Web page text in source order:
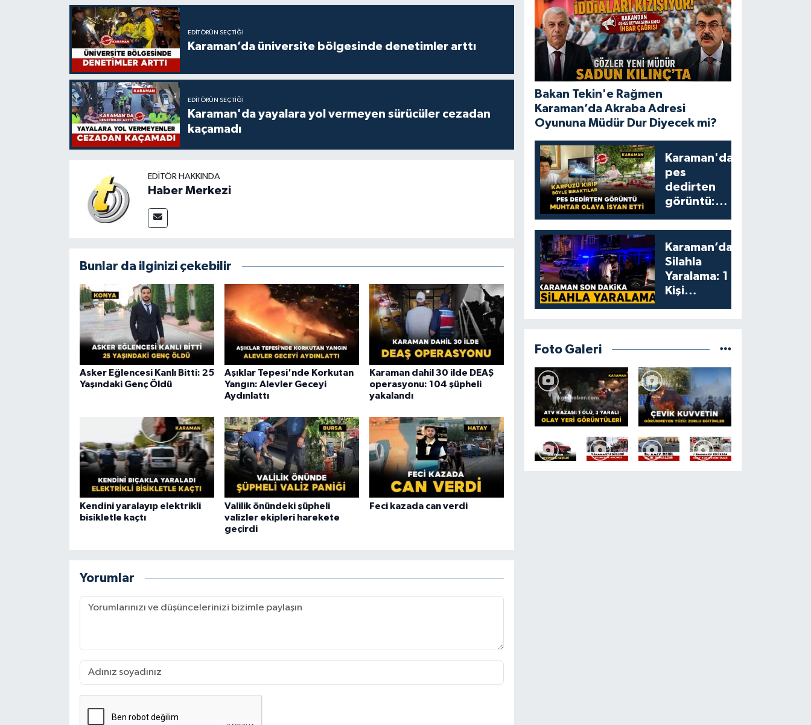
EDITÖRÜN SEÇTIĞI
Karaman’da üniversite bölgesinde denetimler arttı
EDITÖRÜN SEÇTIĞI
Karaman'da yayalara yol vermeyen sürücüler cezadan
kaçamadı
EDITÖR HAKKINDA
Haber Merkezi
Bunlar da ilginizi çekebilir
Asker Eğlencesi Kanlı Bitti: 25
Yaşındaki Genç Öldü
Aşıklar Tepesi'nde Korkutan
Yangın: Alevler Geceyi
Aydınlattı
Karaman dahil 30 ilde DEAŞ
operasyonu: 104 şüpheli
yakalandı
Kendini yaralayıp elektrikli
bisikletle kaçtı
Valilik önündeki şüpheli
valizler ekipleri harekete
geçirdi
Feci kazada can verdi
Yorumlar
Bakan Tekin'e Rağmen
Karaman’da Akraba Adresi
Oyununa Müdür Dur Diyecek mi?
Karaman'da
pes
dedirten
görüntü:
yumruklayıp
yediler,
artıklarını
kamelyada
bıraktılar
Karaman’da
Silahla
Yaralama: 1
Kişi
Foto Galeri